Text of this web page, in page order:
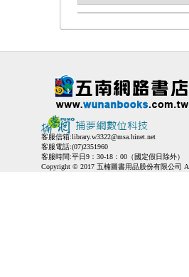
客服信箱:library.w3322@msa.hinet.net
客服電話:(07)2351960
客服時間:平日9：30-18：00（國定假日除外）
Copyright © 2017 五楠圖書用品股份有限公司